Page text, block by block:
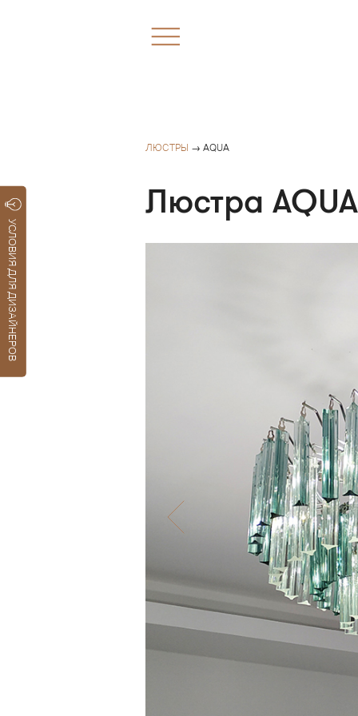
УСЛОВИЯ ДЛЯ ДИЗАЙНЕРОВ
ЛЮСТРЫ → AQUA
Люстра AQUA